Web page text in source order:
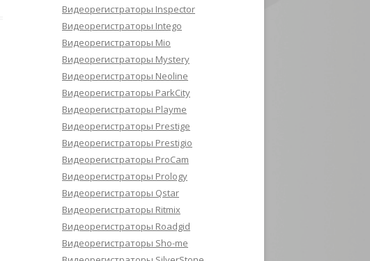
Видеорегистраторы Inspector
Видеорегистраторы Intego
Видеорегистраторы Mio
Видеорегистраторы Mystery
Видеорегистраторы Neoline
Видеорегистраторы ParkCity
Видеорегистраторы Playme
Видеорегистраторы Prestige
Видеорегистраторы Prestigio
Видеорегистраторы ProCam
Видеорегистраторы Prology
Видеорегистраторы Qstar
Видеорегистраторы Ritmix
Видеорегистраторы Roadgid
Видеорегистраторы Sho-me